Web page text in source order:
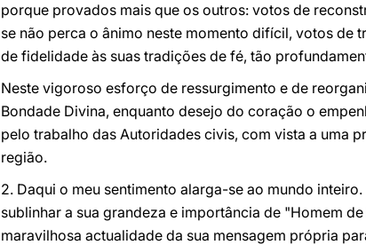
porque provados mais que os outros: votos de
se não perca o ânimo neste momento difícil, votos
de fidelidade às suas tradições de fé, tão
Neste vigoroso esforço de ressurgimento e de
Bondade Divina, enquanto desejo do coração o
pelo trabalho das Autoridades civis, com vista a uma
região.
2. Daqui o meu sentimento alarga-se ao mundo
sublinhar a sua grandeza e importância de "Homem
maravilhosa actualidade da sua mensagem própria